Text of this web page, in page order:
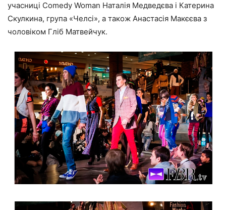
учасниці Comedy Woman Наталія Медведєва і Катерина
Скулкина, група «Челсі», а також Анастасія Макєєва з
чоловіком Гліб Матвейчук.